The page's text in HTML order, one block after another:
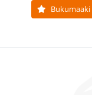
Bukumaaki